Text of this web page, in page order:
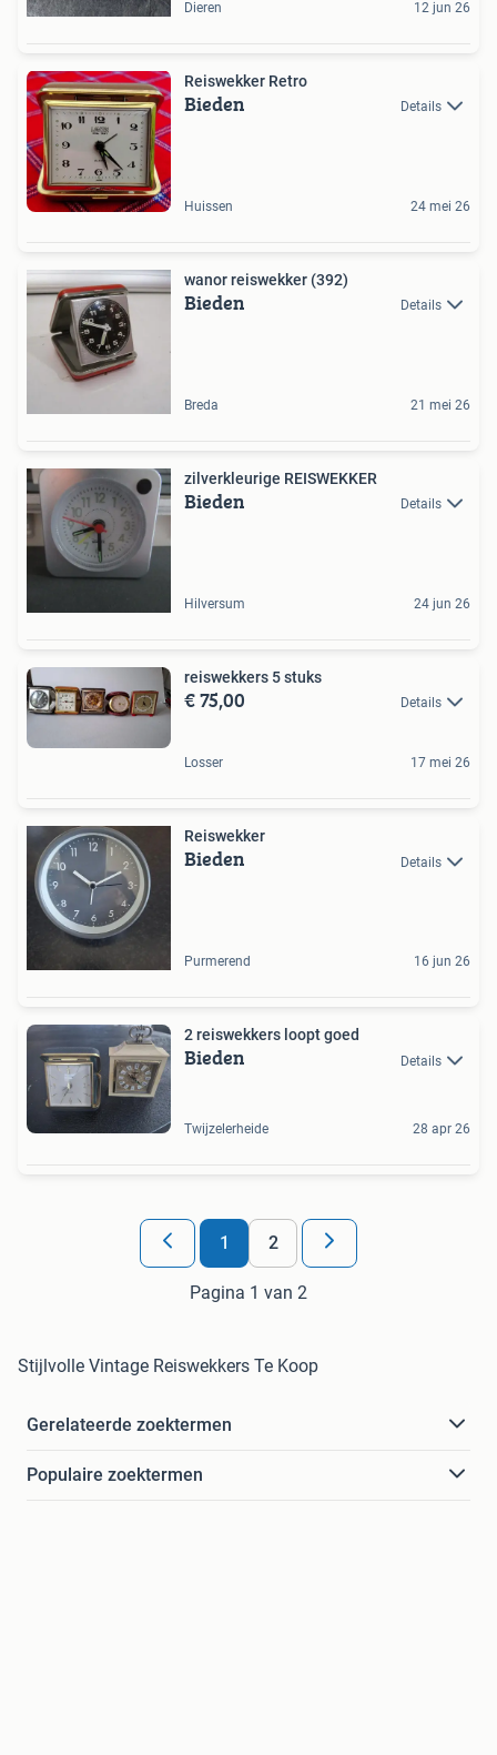
Dieren 12 jun 26
Reiswekker Retro
Bieden Details
Huissen 24 mei 26
wanor reiswekker (392)
Bieden Details
Breda 21 mei 26
zilverkleurige REISWEKKER
Bieden Details
Hilversum 24 jun 26
reiswekkers 5 stuks
€ 75,00 Details
Losser 17 mei 26
Reiswekker
Bieden Details
Purmerend 16 jun 26
2 reiswekkers loopt goed
Bieden Details
Twijzelerheide 28 apr 26
1 2
Pagina 1 van 2
Stijlvolle Vintage Reiswekkers Te Koop
Gerelateerde zoektermen
Populaire zoektermen